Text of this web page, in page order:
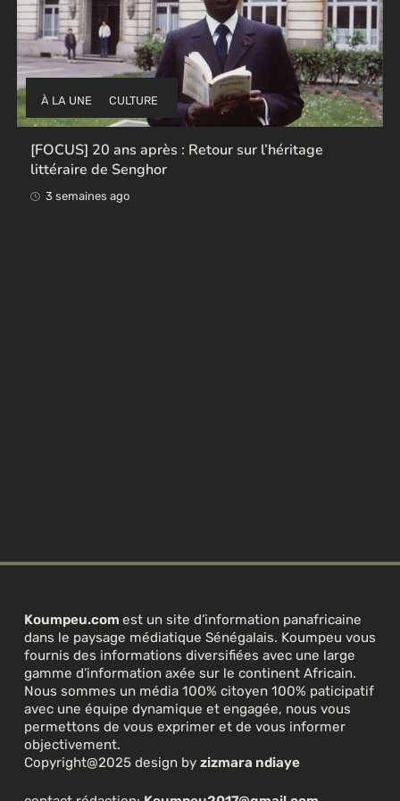
sur l’héritage
À LA UNE CULTURE
Koumpeu.com est un site d’information panafricaine
dans le paysage médiatique Sénégalais. Koumpeu vous
fournis des informations diversifiées avec une large
gamme d’information axée sur le continent Africain.
Nous sommes un média 100% citoyen 100% paticipatif
avec une équipe dynamique et engagée, nous vous
permettons de vous exprimer et de vous informer
objectivement.
Copyright@2025 design by zizmara ndiaye